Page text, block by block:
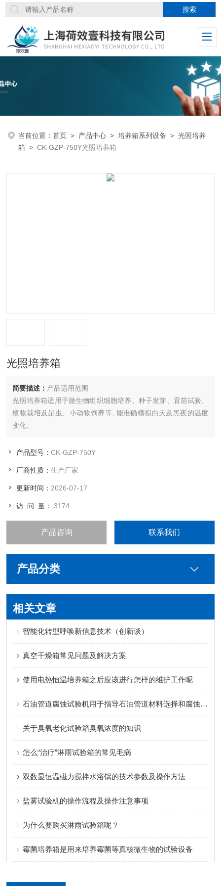
当前位置：首页 > 产品中心 >培养箱系列设备 >光照培养
箱 >CK-GZP-750Y光照培养箱
光照培养箱
简要描述： 产品适用范围
光照培养箱适用于微生物组织细胞培养、种子发芽、育苗试验、
植物栽培及昆虫、小动物饲养等, 能准确模拟白天及黑夜的温度
变化。
产品型号：CK-GZP-750Y
厂商性质：生产厂家
更新时间： 2026-07-17
访 问 量：3174
产品咨询 联系我们
产品分类
相关文章
智能化转型呼唤新信息技术（创新谈）
真空干燥箱常见问题及解决方案
使用电热恒温培养箱之后应该进行怎样的维护工作呢
石油管道腐蚀试验机用于指导石油管道材料选择和腐蚀防护措施的制定
关于臭氧老化试验箱臭氧浓度的知识
怎么“治疗”淋雨试验箱的常见毛病
双数显恒温磁力搅拌水浴锅的技术参数及操作方法
盐雾试验机的操作流程及操作注意事项
为什么要购买淋雨试验箱呢？
霉菌培养箱是用来培养霉菌等真核微生物的试验设备